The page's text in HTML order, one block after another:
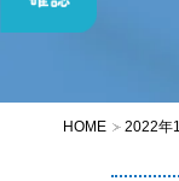
HOME 2022年